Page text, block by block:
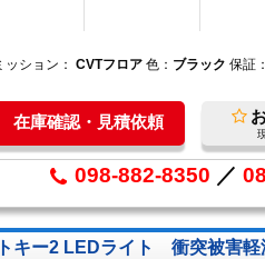
ッション： CVTフロア 色： ブラック 保証：
在庫確認・見積依頼
098-882-8350 ／
キー2 LEDライト 衝突被害